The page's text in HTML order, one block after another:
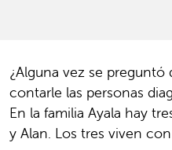
¿Alguna vez se preguntó
contarle las personas
En la familia Ayala hay
y Alan. Los tres viven